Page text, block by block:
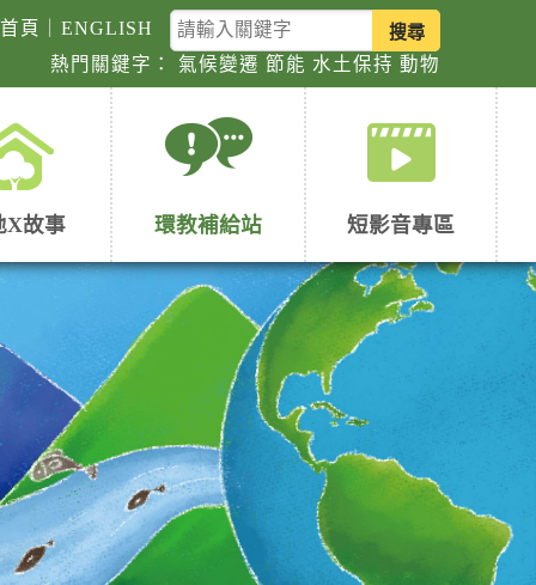
頁 ｜ENGLISH
關
鍵
字
詢
熱門關鍵字：氣候變遷 節能 水土保持 動物
X故事 環教補給站 短影音專區